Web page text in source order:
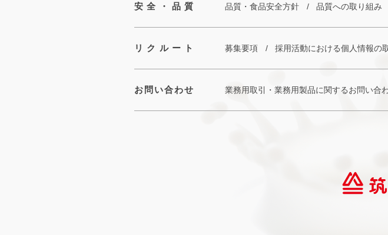
安全・品質 品質・食品安全方針 品質への取り組み
リクルート 募集要項 採用活動における個人情報の
お問い合わせ 業務用取引・業務用製品に関するお問い合